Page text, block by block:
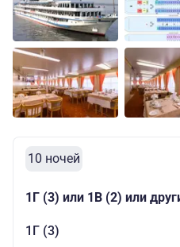
10 ночей
1Г (3) или 1В (2) или
1Г (3)